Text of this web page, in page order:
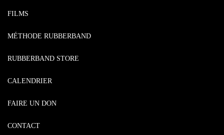
FILMS
MÉTHODE RUBBERBAND
RUBBERBAND STORE
CALENDRIER
FAIRE UN DON
CONTACT